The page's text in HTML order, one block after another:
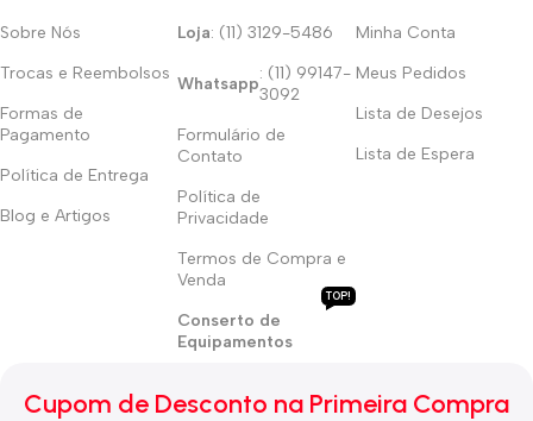
Sobre Nós
Trocas e Reembolsos
Formas de
Pagamento
Política de Entrega
Blog e Artigos
Loja: (11) 3129-5486
Whatsapp
: (11) 99147-
3092
Formulário de
Contato
Política de
Privacidade
Termos de Compra e
Venda
Conserto de
Equipamentos
TOP!
Minha Conta
Meus Pedidos
Lista de Desejos
Lista de Espera
Cupom de Desconto na Primeira Compra